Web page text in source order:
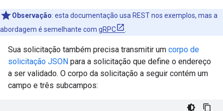
Observação: esta documentação usa REST nos exemplos, mas a
abordagem é semelhante com gRPC
Sua solicitação também precisa transmitir um corpo de
solicitação JSON para a solicitação que define o endereço
a ser validado. O corpo da solicitação a seguir contém um
campo e três subcampos: